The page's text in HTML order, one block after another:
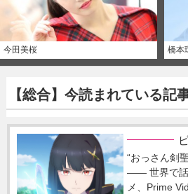
今田美桜 橋本
【総合】今読まれている記
“おっさん剣
―― 世界で話
メ、Prime